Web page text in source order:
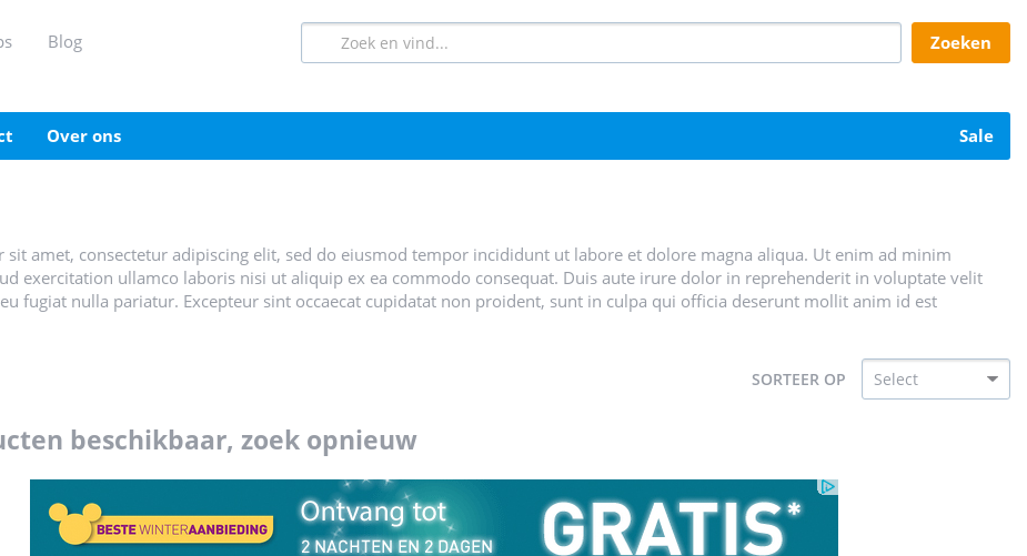
blog zoeken
over ons sale
sit amet, consectetur adipiscing elit, sed do eiusmod tempor incididunt ut labore et dolore magna aliqua. Ut enim ad minim
exercitation ullamco laboris nisi ut aliquip ex ea commodo consequat. Duis aute irure dolor in reprehenderit in voluptate velit
fugiat nulla pariatur. Excepteur sint occaecat cupidatat non proident, sunt in culpa qui officia deserunt mollit anim id est
SORTEER OP
beschikbaar, zoek opnieuw